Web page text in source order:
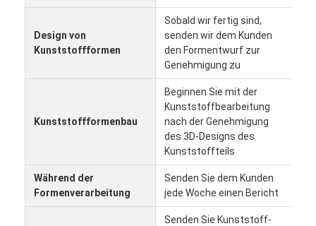
Design von
Kunststoffformen
Sobald wir fertig sind,
senden wir dem Kunden
den Formentwurf zur
Genehmigung zu
Kunststoffformenbau
Beginnen Sie mit der
Kunststoffbearbeitung
nach der Genehmigung
des 3D-Designs des
Kunststoffteils
Während der
Formenverarbeitung
Senden Sie dem Kunden
jede Woche einen Bericht
Senden Sie Kunststoff-